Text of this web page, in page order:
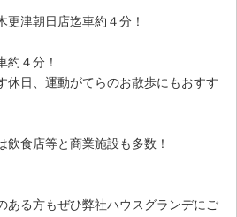
更津朝日店迄車約４分！
約４分！
休日、運動がてらのお散歩にもおすす
飲食店等と商業施設も多数！
ある方もぜひ弊社ハウスグランデにご